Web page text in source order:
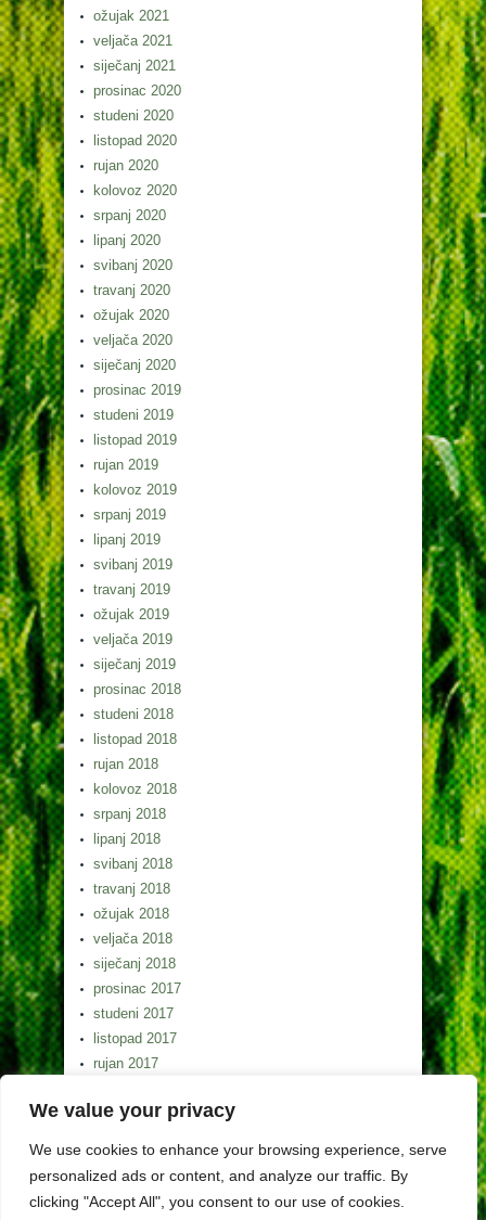
We value your privacy
We use cookies to enhance your browsing experience, serve
personalized ads or content, and analyze our traffic. By
clicking "Accept All", you consent to our use of cookies.
ožujak 2021
veljača 2021
siječanj 2021
prosinac 2020
studeni 2020
listopad 2020
rujan 2020
kolovoz 2020
srpanj 2020
lipanj 2020
svibanj 2020
travanj 2020
ožujak 2020
veljača 2020
siječanj 2020
prosinac 2019
studeni 2019
listopad 2019
rujan 2019
kolovoz 2019
srpanj 2019
lipanj 2019
svibanj 2019
travanj 2019
ožujak 2019
veljača 2019
siječanj 2019
prosinac 2018
studeni 2018
listopad 2018
rujan 2018
kolovoz 2018
srpanj 2018
lipanj 2018
svibanj 2018
travanj 2018
ožujak 2018
veljača 2018
siječanj 2018
prosinac 2017
studeni 2017
listopad 2017
rujan 2017
srpanj 2017